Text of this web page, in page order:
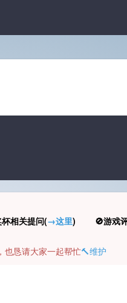
相关提问(→这里) 🚫游戏评
也恳请大家一起帮忙🔨维护